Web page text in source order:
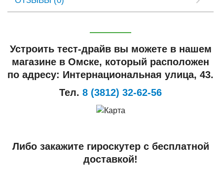
Устроить тест-драйв вы можете в нашем
магазине в Омске, который расположен
по адресу: Интернациональная улица, 43.
Тел. 8 (3812) 32-62-56
Либо закажите гироскутер с бесплатной
доставкой!